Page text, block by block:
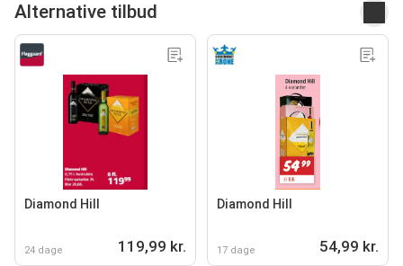
Alternative tilbud
Diamond Hill
24 dage 119,99 kr.
Diamond Hill
17 dage 54,99 kr.